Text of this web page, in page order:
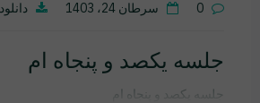
0 سرطان 24، 1403 دانلود
جلسه یکصد و پنجاه ام
جلسه یکصد و پنجاه ام